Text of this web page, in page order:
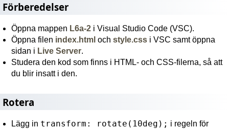
Förberedelser
Öppna mappen L6a-2 i Visual Studio Code (VSC).
Öppna filen index.html ochstyle.css i VSC samt öppna
sidan i Live Server.
Studera den kod som finns i HTML- och CSS-filerna, så att
du blir insatt i den.
Rotera
Lägg in transform: rotate(10deg); i regeln för